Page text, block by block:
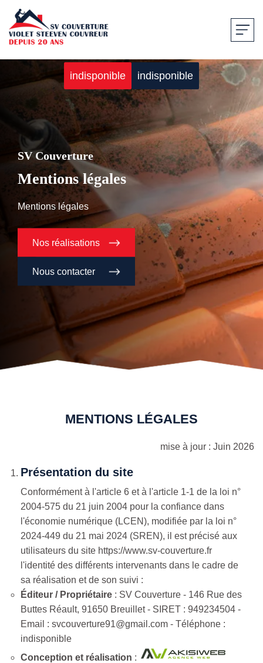
indisponible indisponible
SV Couverture
Mentions légales
Mentions légales
Nos réalisations
Nous contacter
MENTIONS LÉGALES
mise à jour : Juin 2026
Présentation du site
Conformément à l'article 6 et à l'article 1-1 de la loi n°
2004-575 du 21 juin 2004 pour la confiance dans
l'économie numérique (LCEN), modifiée par la loi n°
2024-449 du 21 mai 2024 (SREN), il est précisé aux
utilisateurs du site https://www.sv-couverture.fr
l'identité des différents intervenants dans le cadre de
sa réalisation et de son suivi :
Éditeur / Propriétaire : SV Couverture - 146 Rue des
Buttes Réault, 91650 Breuillet - SIRET : 949234504 -
Email : svcouverture91@gmail.com - Téléphone :
indisponible
Conception et réalisation :